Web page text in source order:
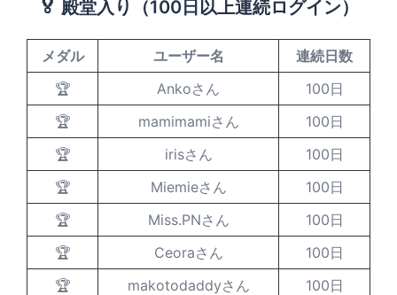
🏅 殿堂入り（100日以上連続ログイン）
メダル ユーザー名
連続日数
🏆
Ankoさん
100日
🏆
mamimamiさん
100日
🏆
irisさん
100日
🏆
Miemieさん
100日
🏆
Miss.PNさん
100日
🏆
Ceoraさん
100日
🏆
makotodaddyさん 100日